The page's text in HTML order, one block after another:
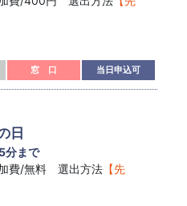
窓 口 当日申込可
日
分まで
費/無料 選出方法 【先